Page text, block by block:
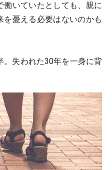
働いていたとしても、親に
憂える必要はないのかも
。失われた30年を一身に背